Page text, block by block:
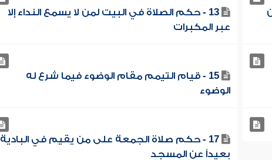
13 - حكم الصلاة في البيت لمن لا يسمع النداء إلا
عبر المكبرات
15 - قيام التيمم مقام الوضوء فيما شرع له
الوضوء
17 - حكم صلاة الجمعة على من يقيم في البادية
بعيداً عن المسجد